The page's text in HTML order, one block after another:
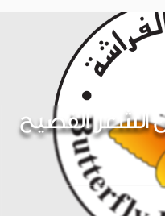
الشعر الفصيح